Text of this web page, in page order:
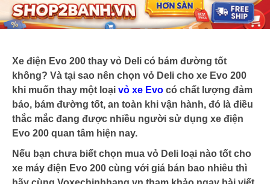
Xe điện Evo 200 thay vỏ Deli có bám đường tốt
không? Và tại sao nên chọn vỏ Deli cho xe Evo 200
khi muốn thay một loại vỏ xe Evo có chất lượng đảm
bảo, bám đường tốt, an toàn khi vận hành, đó là điều
thắc mắc đang được nhiều người sử dụng xe điện
Evo 200 quan tâm hiện nay.
Nếu bạn chưa biết chọn mua vỏ Deli loại nào tốt cho
xe máy điện Evo 200 cùng với giá bán bao nhiêu thì